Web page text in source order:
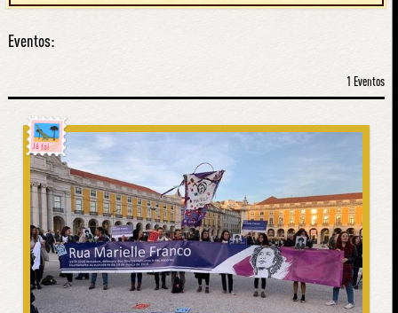
Eventos:
1 Eventos
Já foi